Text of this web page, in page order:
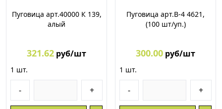
Пуговица арт.40000 К 139,
алый
321.62 руб/шт
1 шт.
- +
Пуговица арт.В-4 4621,
(100 шт/уп.)
300.00 руб/шт
1 шт.
- +